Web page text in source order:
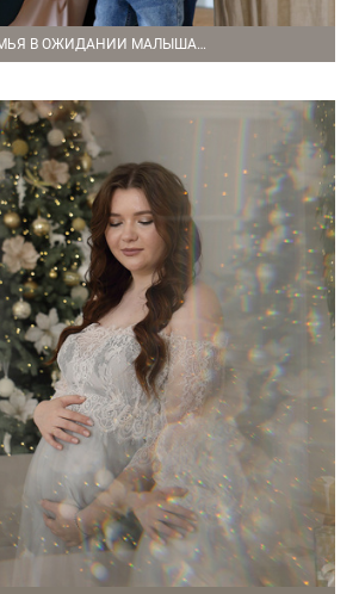
В ОЖИДАНИИ МАЛЫША…